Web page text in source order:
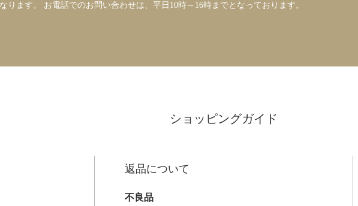
ります。 お電話でのお問い合わせは、平日10時～16時までとなっております。
ショッピングガイド
返品について
不良品